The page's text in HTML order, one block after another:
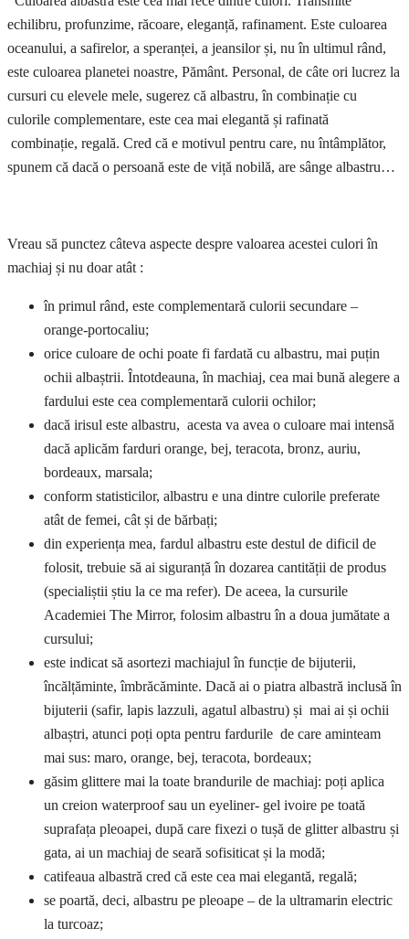
echilibru, profunzime, răcoare, eleganță, rafinament. Este culoarea
oceanului, a safirelor, a speranței, a jeansilor și, nu în ultimul rând,
este culoarea planetei noastre, Pământ. Personal, de câte ori lucrez la
cursuri cu elevele mele, sugerez că albastru, în combinație cu
culorile complementare, este cea mai elegantă și rafinată
combinație, regală. Cred că e motivul pentru care, nu întâmplător,
spunem că dacă o persoană este de viță nobilă, are sânge albastru…
Vreau să punctez câteva aspecte despre valoarea acestei culori în
machiaj și nu doar atât :
în primul rând, este complementară culorii secundare –
orange-portocaliu;
orice culoare de ochi poate fi fardată cu albastru, mai puțin
ochii albaștrii. Întotdeauna, în machiaj, cea mai bună alegere a
fardului este cea complementară culorii ochilor;
dacă irisul este albastru, acesta va avea o culoare mai intensă
dacă aplicăm farduri orange, bej, teracota, bronz, auriu,
bordeaux, marsala;
conform statisticilor, albastru e una dintre culorile preferate
atât de femei, cât și de bărbați;
din experiența mea, fardul albastru este destul de dificil de
folosit, trebuie să ai siguranță în dozarea cantității de produs
(specialiștii știu la ce ma refer). De aceea, la cursurile
Academiei The Mirror, folosim albastru în a doua jumătate a
cursului;
este indicat să asortezi machiajul în funcție de bijuterii,
încălțăminte, îmbrăcăminte. Dacă ai o piatra albastră inclusă în
bijuterii (safir, lapis lazzuli, agatul albastru) și mai ai și ochii
albaștri, atunci poți opta pentru fardurile de care aminteam
mai sus: maro, orange, bej, teracota, bordeaux;
găsim glittere mai la toate brandurile de machiaj: poți aplica
un creion waterproof sau un eyeliner- gel ivoire pe toată
suprafața pleoapei, după care fixezi o tușă de glitter albastru și
gata, ai un machiaj de seară sofisiticat și la modă;
catifeaua albastră cred că este cea mai elegantă, regală;
se poartă, deci, albastru pe pleoape – de la ultramarin electric
la turcoaz;